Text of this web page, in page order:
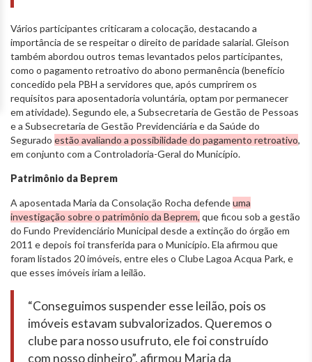
Vários participantes criticaram a colocação, destacando a
importância de se respeitar o direito de paridade salarial. Gleison
também abordou outros temas levantados pelos participantes,
como o pagamento retroativo do abono permanência (benefício
concedido pela PBH a servidores que, após cumprirem os
requisitos para aposentadoria voluntária, optam por permanecer
em atividade). Segundo ele, a Subsecretaria de Gestão de Pessoas
e a Subsecretaria de Gestão Previdenciária e da Saúde do
Segurado estão avaliando a possibilidade do pagamento retroativo,
em conjunto com a Controladoria-Geral do Município.
Patrimônio da Beprem
A aposentada Maria da Consolação Rocha defendeuma
investigação sobre o patrimônio da Beprem, que ficou sob a gestão
do Fundo Previdenciário Municipal desde a extinção do órgão em
2011 e depois foi transferida para o Município. Ela afirmou que
foram listados 20 imóveis, entre eles o Clube Lagoa Acqua Park, e
que esses imóveis iriam a leilão.
“Conseguimos suspender esse leilão, pois os
imóveis estavam subvalorizados. Queremos o
clube para nosso usufruto, ele foi construído
com nosso dinheiro”, afirmou Maria da